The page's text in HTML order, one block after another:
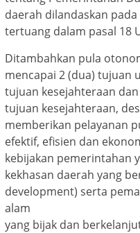
daerah dilandaskan
tertuang dalam pasal 18
Ditambahkan pula
mencapai 2 (dua) tujuan
tujuan kesejahteraan
tujuan kesejahteraan,
memberikan pelayanan
efektif, efisien dan
kebijakan pemerintahan
kekhasan daerah yang
development) serta
alam
yang bijak dan